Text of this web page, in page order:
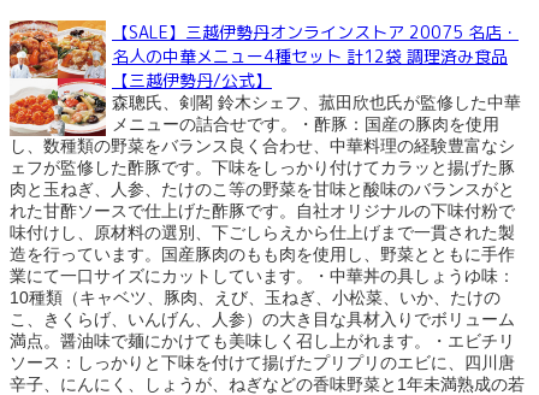
【SALE】三越伊勢丹オンラインストア 20075 名店・
名人の中華メニュー4種セット 計12袋 調理済み食品
【三越伊勢丹/公式】
森聰氏、剣閣 鈴木シェフ、菰田欣也氏が監修した中華
メニューの詰合せです。・酢豚：国産の豚肉を使用
し、数種類の野菜をバランス良く合わせ、中華料理の経験豊富なシ
ェフが監修した酢豚です。下味をしっかり付けてカラッと揚げた豚
肉と玉ねぎ、人参、たけのこ等の野菜を甘味と酸味のバランスがと
れた甘酢ソースで仕上げた酢豚です。自社オリジナルの下味付粉で
味付けし、原材料の選別、下ごしらえから仕上げまで一貫された製
造を行っています。国産豚肉のもも肉を使用し、野菜とともに手作
業にて一口サイズにカットしています。・中華丼の具しょうゆ味：
10種類（キャベツ、豚肉、えび、玉ねぎ、小松菜、いか、たけの
こ、きくらげ、いんげん、人参）の大き目な具材入りでボリューム
満点。醤油味で麺にかけても美味しく召し上がれます。・エビチリ
ソース：しっかりと下味を付けて揚げたプリプリのエビに、四川唐
辛子、にんにく、しょうが、ねぎなどの香味野菜と1年未満熟成の若